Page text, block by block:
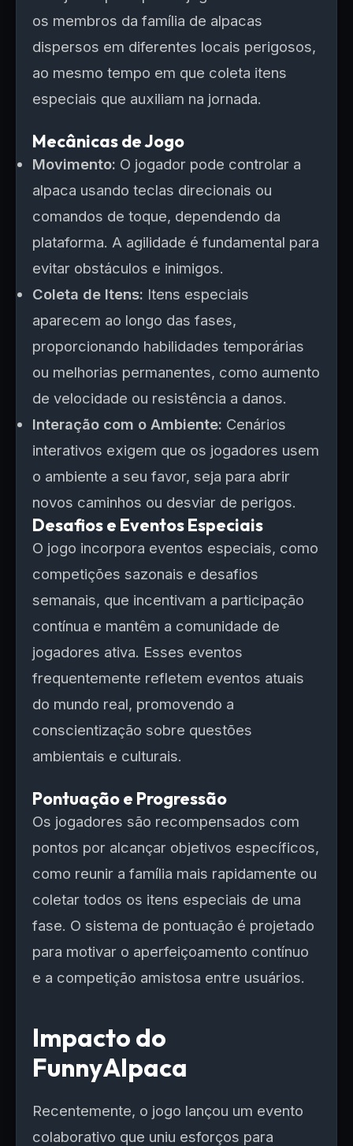
os membros da família de alpacas
dispersos em diferentes locais perigosos,
ao mesmo tempo em que coleta itens
especiais que auxiliam na jornada.
Mecânicas de Jogo
Movimento: O jogador pode controlar a
alpaca usando teclas direcionais ou
comandos de toque, dependendo da
plataforma. A agilidade é fundamental para
evitar obstáculos e inimigos.
Coleta de Itens: Itens especiais
aparecem ao longo das fases,
proporcionando habilidades temporárias
ou melhorias permanentes, como aumento
de velocidade ou resistência a danos.
Interação com o Ambiente: Cenários
interativos exigem que os jogadores usem
o ambiente a seu favor, seja para abrir
novos caminhos ou desviar de perigos.
Desafios e Eventos Especiais
O jogo incorpora eventos especiais, como
competições sazonais e desafios
semanais, que incentivam a participação
contínua e mantêm a comunidade de
jogadores ativa. Esses eventos
frequentemente refletem eventos atuais
do mundo real, promovendo a
conscientização sobre questões
ambientais e culturais.
Pontuação e Progressão
Os jogadores são recompensados com
pontos por alcançar objetivos específicos,
como reunir a família mais rapidamente ou
coletar todos os itens especiais de uma
fase. O sistema de pontuação é projetado
para motivar o aperfeiçoamento contínuo
e a competição amistosa entre usuários.
Impacto do
FunnyAlpaca
Recentemente, o jogo lançou um evento
colaborativo que uniu esforços para